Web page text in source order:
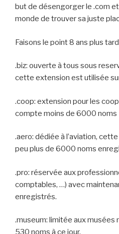
but de désengorger le .com
monde de trouver sa juste
Faisons le point 8 ans plus
.biz: ouverte à tous sous
cette extension est utilisée
.coop: extension pour les
compte moins de 6000 noms
.aero: dédiée à l’aviation,
peu plus de 6000 noms
.pro: réservée aux
comptables, …) avec
enregistrés.
.museum: limitée aux musées
530 noms à ce jour.